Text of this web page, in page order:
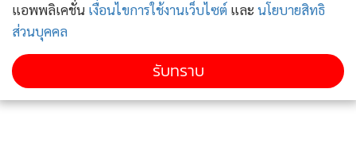
แอพพลิเคชั่น เงื่อนไขการใช้งานเว็บไซต์ และ นโยบายสิทธิ
ส่วนบุคคล
รับทราบ